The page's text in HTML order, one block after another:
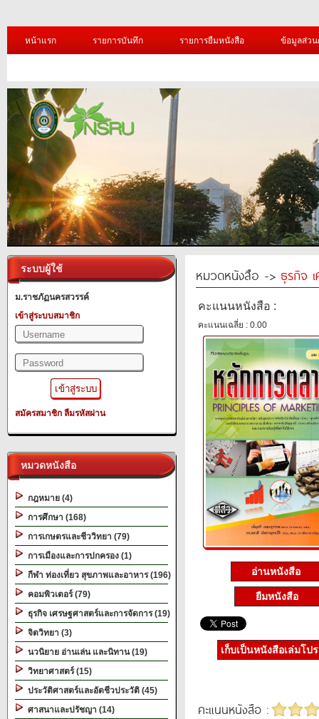
หน้าแรก รายการบันทึก รายการยืมหนังสือ ข้อมูลส่ว
ระบบผู้ใช้
ม.ราชภัฏนครสวรรค์
เข้าสู่ระบบสมาชิก
สมัครสมาชิก ลืมรหัสผ่าน
หมวดหนังสือ
กฎหมาย (4)
การศึกษา (168)
การเกษตรและชีววิทยา (79)
การเมืองและการปกครอง (1)
กีฬา ท่องเที่ยว สุขภาพและอาหาร (196)
คอมพิวเตอร์ (79)
ธุรกิจ เศรษฐศาสตร์และการจัดการ (19)
จิตวิทยา (3)
นวนิยาย อ่านเล่น และนิทาน (19)
วิทยาศาสตร์ (15)
ประวัติศาสตร์และอัตชีวประวัติ (45)
ศาสนาและปรัชญา (14)
หมวดหนังสือ -> ธุรกิจ
คะแนนหนังสือ :
คะแนนเฉลี่ย : 0.00
อ่านหนังสือ
ยืมหนังสือ
เก็บเป็นหนังสือเล่มโป
คะแนนหนังสือ :